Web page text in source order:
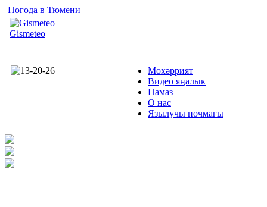
Погода в Тюмени
Gismeteo
Мөхәррият
Видео яңалык
Намаз
О нас
Язылучы почмагы